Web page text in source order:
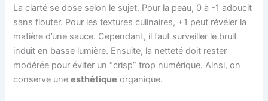
La clarté se dose selon le sujet. Pour la peau, 0 à -1 adoucit
sans flouter. Pour les textures culinaires, +1 peut révéler la
matière d’une sauce. Cependant, il faut surveiller le bruit
induit en basse lumière. Ensuite, la netteté doit rester
modérée pour éviter un “crisp” trop numérique. Ainsi, on
conserve uneesthétique organique.